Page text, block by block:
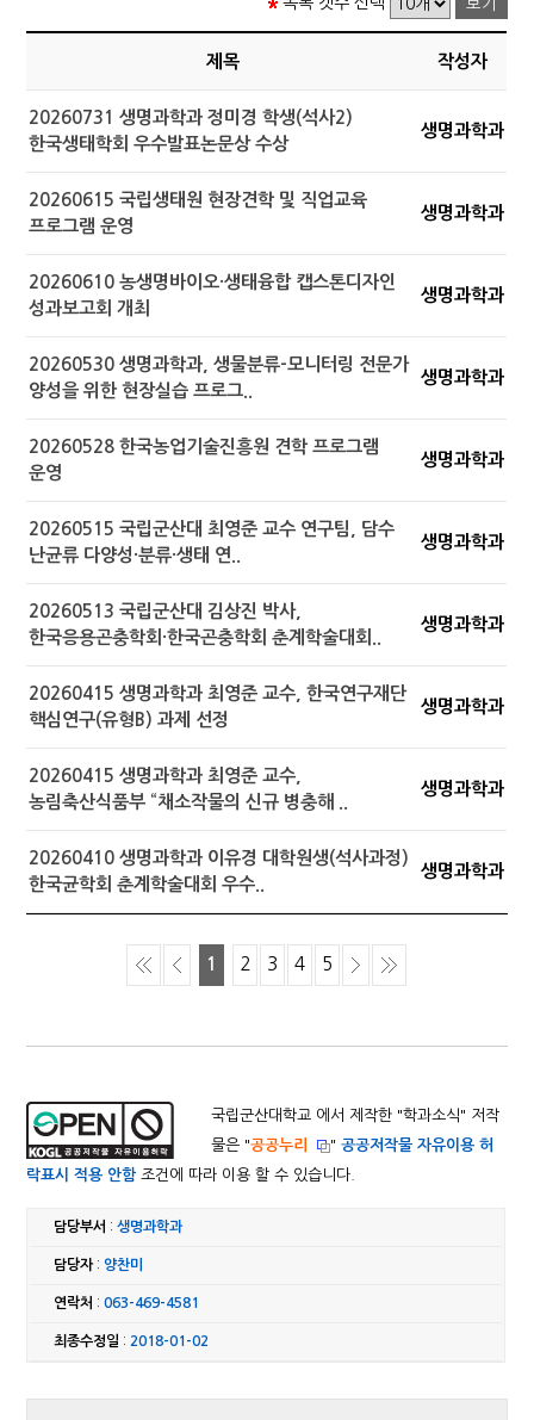
제목 작성자
20260731 생명과학과 정미경 학생(석사2)
한국생태학회 우수발표논문상 수상
생명과학과
20260615 국립생태원 현장견학 및 직업교육
프로그램 운영
생명과학과
20260610 농생명바이오·생태융합 캡스톤디자인
성과보고회 개최
생명과학과
20260530 생명과학과, 생물분류-모니터링 전문가
양성을 위한 현장실습 프로그..
생명과학과
20260528 한국농업기술진흥원 견학 프로그램
운영
생명과학과
20260515 국립군산대 최영준 교수 연구팀, 담수
난균류 다양성·분류·생태 연..
생명과학과
20260513 국립군산대 김상진 박사,
한국응용곤충학회·한국곤충학회 춘계학술대회..
생명과학과
20260415 생명과학과 최영준 교수, 한국연구재단
핵심연구(유형B) 과제 선정
생명과학과
20260415 생명과학과 최영준 교수,
농림축산식품부 “채소작물의 신규 병충해 ..
생명과학과
20260410 생명과학과 이유경 대학원생(석사과정)
한국균학회 춘계학술대회 우수..
생명과학과
1 2 3 4 5
국립군산대학교 에서 제작한 "학과소식" 저작
물은 "공공누리 "공공저작물 자유이용 허
락표시 적용 안함조건에 따라 이용 할 수 있습니다.
담당부서 :생명과학과
담당자: 양찬미
연락처 :063-469-4581
최종수정일 : 2018-01-02